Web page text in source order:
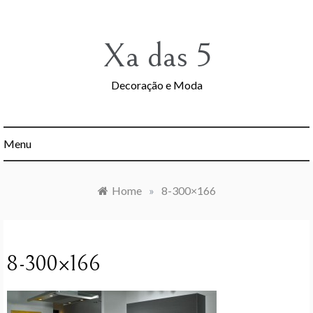
Xa das 5
Decoração e Moda
Menu
Home » 8-300×166
8-300×166